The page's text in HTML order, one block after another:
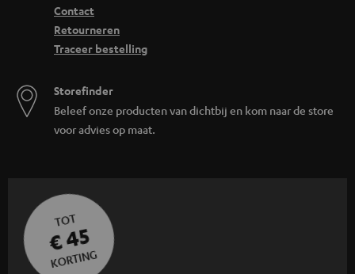
Contact
Retourneren
Traceer bestelling
Storefinder
Beleef onze producten van dichtbij en kom naar de store
voor advies op maat.
TOT
€ 45
KORTING